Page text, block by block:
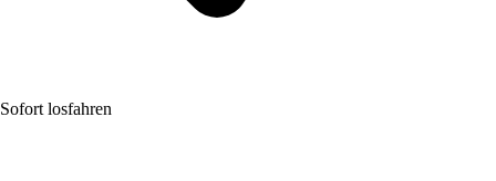
Sofort losfahren